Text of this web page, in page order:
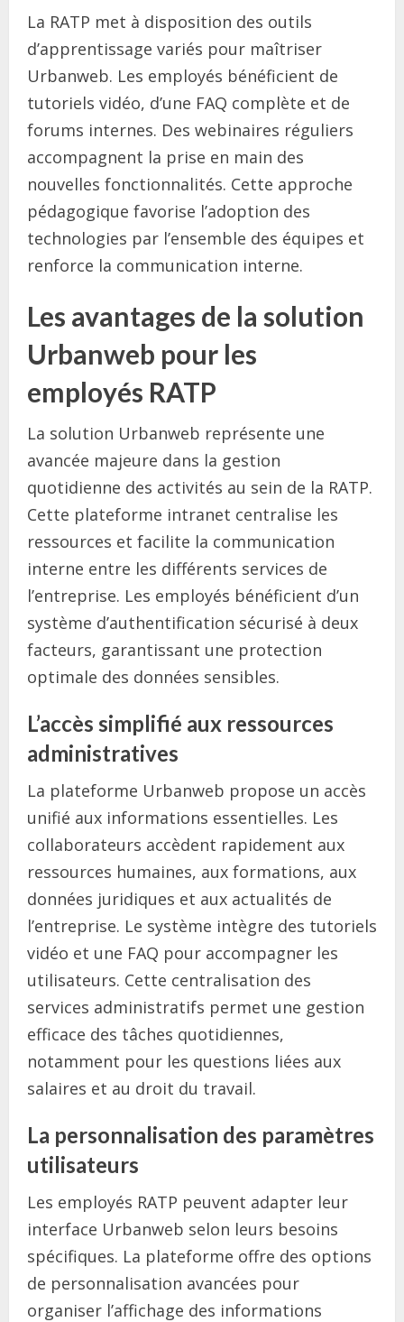
La RATP met à disposition des outils
d’apprentissage variés pour maîtriser
Urbanweb. Les employés bénéficient de
tutoriels vidéo, d’une FAQ complète et de
forums internes. Des webinaires réguliers
accompagnent la prise en main des
nouvelles fonctionnalités. Cette approche
pédagogique favorise l’adoption des
technologies par l’ensemble des équipes et
renforce la communication interne.
Les avantages de la solution
Urbanweb pour les
employés RATP
La solution Urbanweb représente une
avancée majeure dans la gestion
quotidienne des activités au sein de la RATP.
Cette plateforme intranet centralise les
ressources et facilite la communication
interne entre les différents services de
l’entreprise. Les employés bénéficient d’un
système d’authentification sécurisé à deux
facteurs, garantissant une protection
optimale des données sensibles.
L’accès simplifié aux ressources
administratives
La plateforme Urbanweb propose un accès
unifié aux informations essentielles. Les
collaborateurs accèdent rapidement aux
ressources humaines, aux formations, aux
données juridiques et aux actualités de
l’entreprise. Le système intègre des tutoriels
vidéo et une FAQ pour accompagner les
utilisateurs. Cette centralisation des
services administratifs permet une gestion
efficace des tâches quotidiennes,
notamment pour les questions liées aux
salaires et au droit du travail.
La personnalisation des paramètres
utilisateurs
Les employés RATP peuvent adapter leur
interface Urbanweb selon leurs besoins
spécifiques. La plateforme offre des options
de personnalisation avancées pour
organiser l’affichage des informations